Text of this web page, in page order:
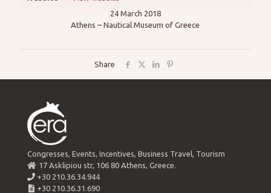
24 March 2018
Athens – Nautical Museum of Greece
Share
Congresses, Events, Incentives, Business Travel, Tourism
17 Asklipiou str, 106 80 Athens, Greece.
+30 210.36.34.944
+30 210.36.31.690